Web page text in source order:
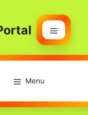
Menu
Menu